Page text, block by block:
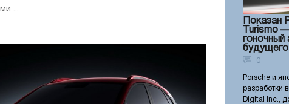
...
Показан
Turismo
будущего
0
Porsche и
разработки
Digital Inc.,